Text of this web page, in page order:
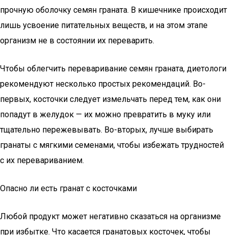
прочную оболочку семян граната. В кишечнике происходит
лишь усвоение питательных веществ, и на этом этапе
организм не в состоянии их переварить.
Чтобы облегчить переваривание семян граната, диетологи
рекомендуют несколько простых рекомендаций. Во-
первых, косточки следует измельчать перед тем, как они
попадут в желудок — их можно превратить в муку или
тщательно пережевывать. Во-вторых, лучше выбирать
гранаты с мягкими семенами, чтобы избежать трудностей
с их перевариванием.
Опасно ли есть гранат с косточками
Любой продукт может негативно сказаться на организме
при избытке. Что касается гранатовых косточек, чтобы